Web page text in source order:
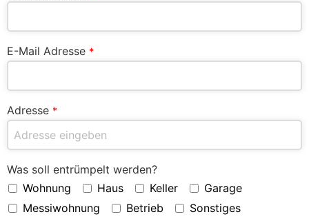
E-Mail Adresse *
Adresse *
Was soll entrümpelt werden?
Wohnung
Haus Keller
Garage
Messiwohnung
Betrieb Sonstiges